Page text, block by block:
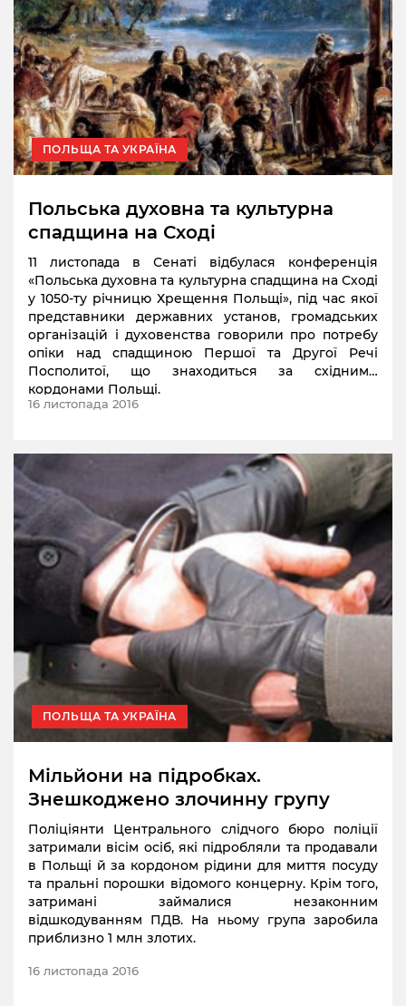
ПОЛЬЩА ТА УКРАЇНА
Польська духовна та культурна
спадщина на Сході
11 листопада в Сенаті відбулася конференція
«Польська духовна та культурна спадщина на Сході
у 1050-ту річницю Хрещення Польщі», під час якої
представники державних установ, громадських
організацій і духовенства говорили про потребу
опіки над спадщиною Першої та Другої Речі
Посполитої, що знаходиться за східними
кордонами Польщі.
16 листопада 2016
ПОЛЬЩА ТА УКРАЇНА
Мільйони на підробках.
Знешкоджено злочинну групу
Поліціянти Центрального слідчого бюро поліції
затримали вісім осіб, які підробляли та продавали
в Польщі й за кордоном рідини для миття посуду
та пральні порошки відомого концерну. Крім того,
затримані займалися незаконним
відшкодуванням ПДВ. На ньому група заробила
приблизно 1 млн злотих.
16 листопада 2016